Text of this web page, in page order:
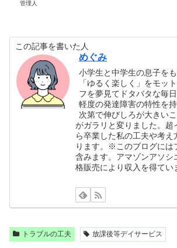
管理人
この記事を書いた人
めぐみ
小学生と中学生の息子を
「ゆるく楽しく」をモッ
フを夢見てドタバタな毎
軽度の発達障害の特性を
次第で伸びしろが大きい
がガラリと変りました。超
ら卒業した私の工夫や考え
ります。※このブログには
含みます。アマゾンアソシ
格販売により収入を得て
トラブルの工夫 放課後等デイサービス